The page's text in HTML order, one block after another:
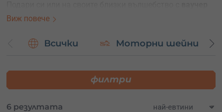
за незабравимо приключение в Хасково
начин да изживееш радостта от нови открития и да
Виж повече
Всички Моторни шейни
филтри
6 резултата